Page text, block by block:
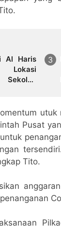
Al Haris
Pusat
Tito.